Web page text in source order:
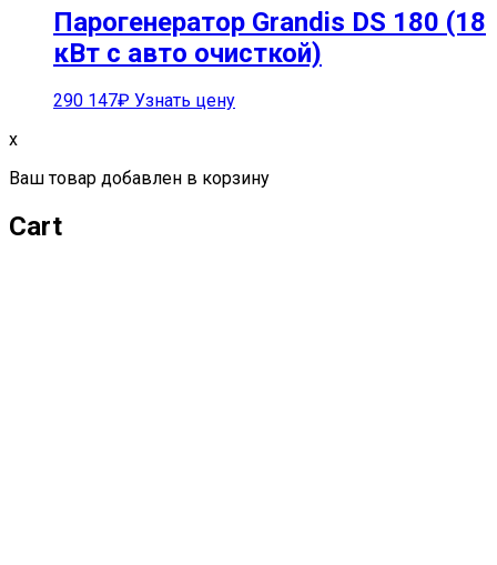
Парогенератор Grandis DS 180 (18
кВт с авто очисткой)
290 147₽ Узнать цену
x
Ваш товар добавлен в корзину
Cart